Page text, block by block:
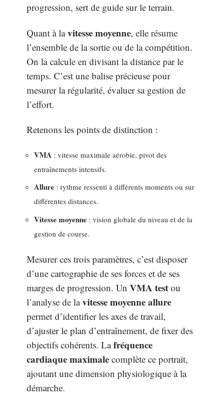
progression, sert de guide sur le terrain.
Quant à lavitesse moyenne, elle résume
l’ensemble de la sortie ou de la compétition.
On la calcule en divisant la distance par le
temps. C’est une balise précieuse pour
mesurer la régularité, évaluer sa gestion de
l’effort.
Retenons les points de distinction :
VMA : vitesse maximale aérobie, pivot des
entraînements intensifs.
Allure : rythme ressenti à différents moments ou sur
différentes distances.
Vitesse moyenne : vision globale du niveau et de la
gestion de course.
Mesurer ces trois paramètres, c’est disposer
d’une cartographie de ses forces et de ses
marges de progression. Un VMA test ou
l’analyse de lavitesse moyenne allure
permet d’identifier les axes de travail,
d’ajuster le plan d’entraînement, de fixer des
objectifs cohérents. Lafréquence
cardiaque maximale complète ce portrait,
ajoutant une dimension physiologique à la
démarche.